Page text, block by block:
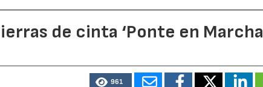
de cinta ‘Ponte en Marcha
961